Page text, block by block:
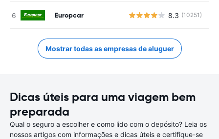
Europcar 8.3 (10251)
Mostrar todas as empresas de aluguer
Dicas úteis para uma viagem bem
preparada
Qual o seguro a escolher e como lido com o depósito? Leia os
nossos artigos com informações e dicas úteis e certifique-se